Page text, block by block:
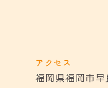
アクセス
福岡県福岡市